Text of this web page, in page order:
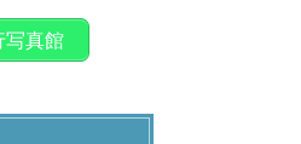
写真館